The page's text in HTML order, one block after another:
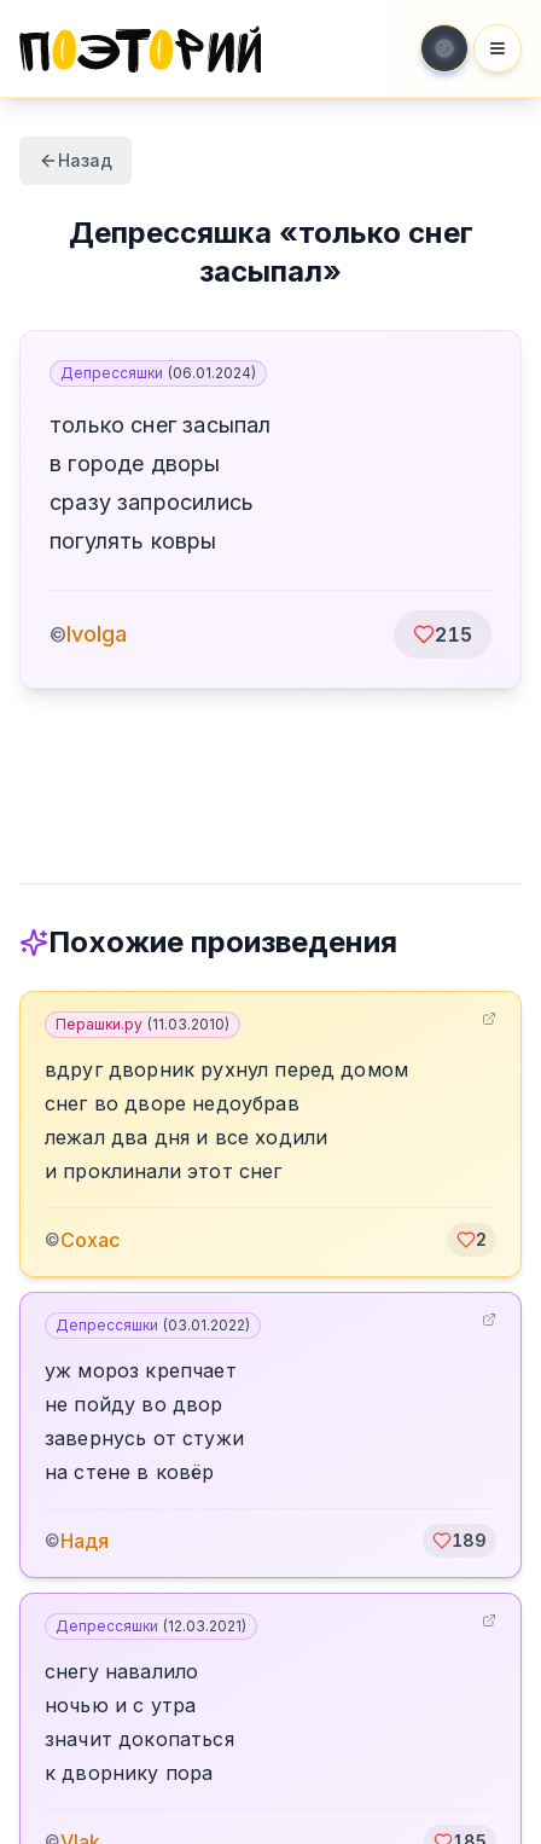
Назад
Депрессяшка «только снег
засыпал»
Депрессяшки (06.01.2024)
только снег засыпал
в городе дворы
сразу запросились
погулять ковры
©Ivolga 215
Похожие произведения
Перашки.ру (11.03.2010)
вдруг дворник рухнул перед домом
снег во дворе недоубрав
лежал два дня и все ходили
и проклинали этот снег
©Сохас 2
Депрессяшки (03.01.2022)
уж мороз крепчает
не пойду во двор
завернусь от стужи
на стене в ковёр
©Надя 189
Депрессяшки (12.03.2021)
снегу навалило
ночью и с утра
значит докопаться
к дворнику пора